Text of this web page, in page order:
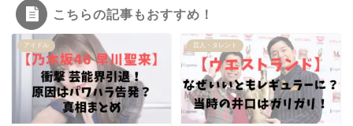
こちらの記事もおすすめ！
アイドル 芸人・タレント